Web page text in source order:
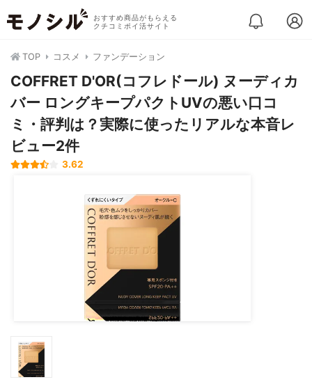
おすすめ商品がもらえる
クチコミポイ活サイト
TOP コスメ ファンデーション
COFFRET D'OR(コフレドール) ヌーディカ
バー ロングキープパクトUVの悪い口コ
ミ・評判は？実際に使ったリアルな本音レ
ビュー2件
3.62